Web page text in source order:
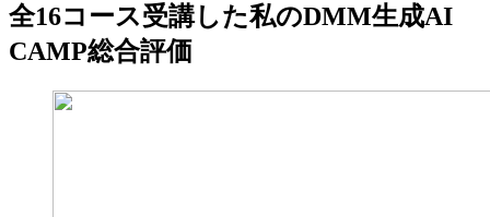
全16コース受講した私のDMM生成AI
CAMP総合評価